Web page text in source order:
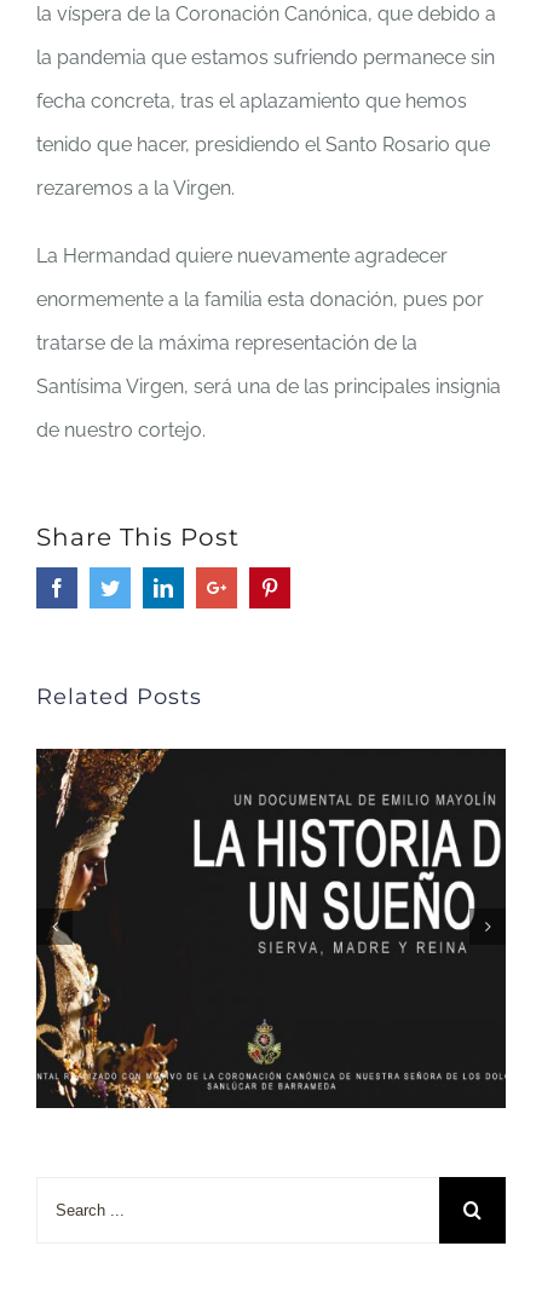
la víspera de la Coronación Canónica, que debido a
la pandemia que estamos sufriendo permanece sin
fecha concreta, tras el aplazamiento que hemos
tenido que hacer, presidiendo el Santo Rosario que
rezaremos a la Virgen.
La Hermandad quiere nuevamente agradecer
enormemente a la familia esta donación, pues por
tratarse de la máxima representación de la
Santísima Virgen, será una de las principales insignia
de nuestro cortejo.
Share This Post
FacebookTwitterLinkedInGoogle+
Related Posts
realizado con motivo de la